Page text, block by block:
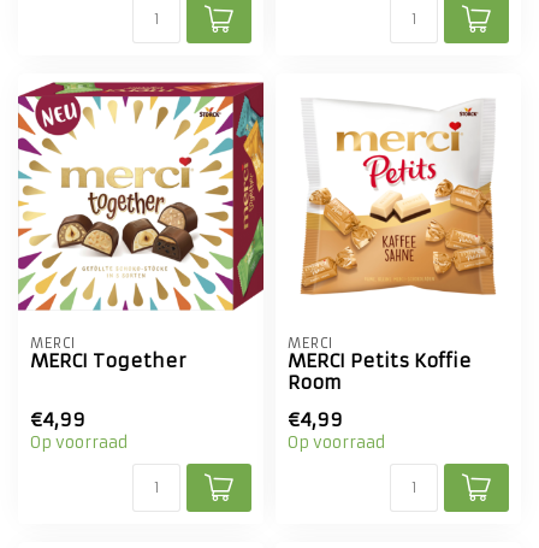
MERCI
MERCI Together
€4,99
Op voorraad
MERCI
MERCI Petits Koffie
Room
€4,99
Op voorraad